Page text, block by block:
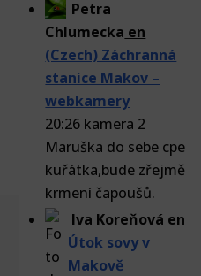
Petra
Chlumecka en
(Czech) Záchranná
stanice Makov –
webkamery
20:26 kamera 2
Maruška do sebe cpe
kuřátka,bude zřejmě
krmení čapoušů.
Iva Koreňová en
Útok sovy v
Makově